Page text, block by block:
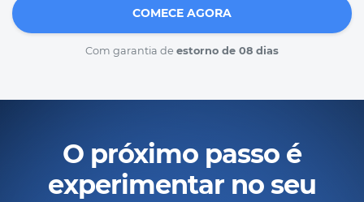
COMECE AGORA
Com garantia de estorno de 08 dias
O próximo passo é
experimentar no seu